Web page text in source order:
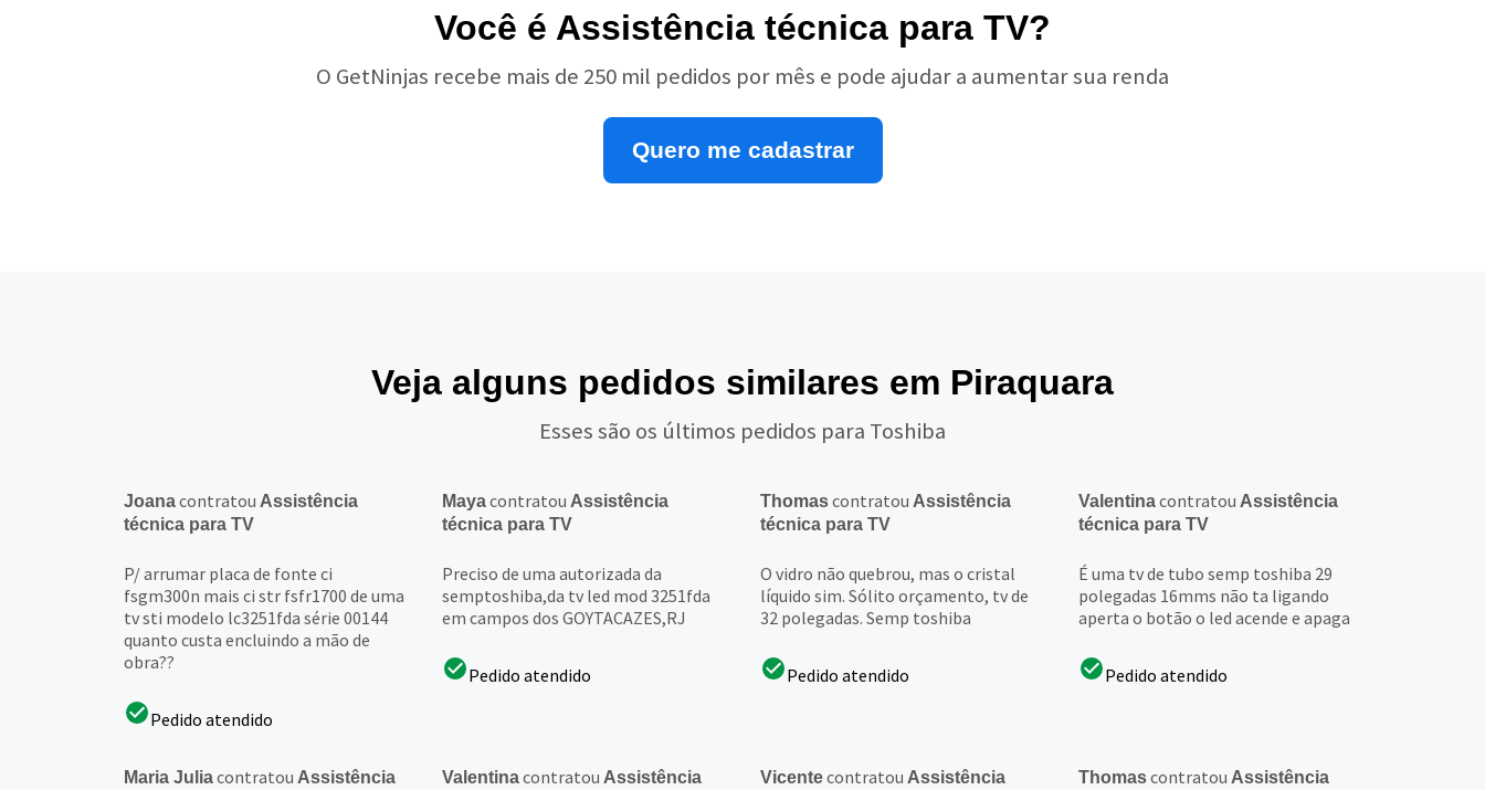
Você é Assistência técnica para TV?
O GetNinjas recebe mais de 250 mil pedidos por mês e pode ajudar a aumentar sua renda
Quero me cadastrar
Veja alguns pedidos similares em Piraquara
Esses são os últimos pedidos para Toshiba
Joanacontratou Assistência
técnica para TV
P/ arrumar placa de fonte ci
fsgm300n mais ci str fsfr1700 de uma
tv sti modelo lc3251fda série 00144
quanto custa encluindo a mão de
obra??
Pedido atendido
Mayacontratou Assistência
técnica para TV
Preciso de uma autorizada da
semptoshiba,da tv led mod 3251fda
em campos dos GOYTACAZES,RJ
Pedido atendido
Thomascontratou Assistência
técnica para TV
O vidro não quebrou, mas o cristal
líquido sim. Sólito orçamento, tv de
32 polegadas. Semp toshiba
Pedido atendido
Valentinacontratou Assistência
técnica para TV
É uma tv de tubo semp toshiba 29
polegadas 16mms não ta ligando
aperta o botão o led acende e apaga
Pedido atendido
Maria Juliacontratou Assistência
Valentinacontratou Assistência
Vicentecontratou Assistência
Thomascontratou Assistência